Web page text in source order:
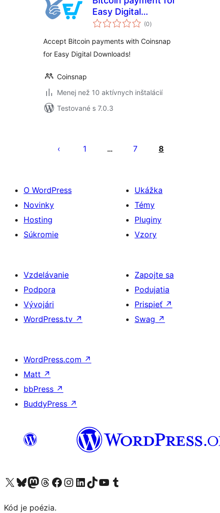
Easy Digital
Downloads
(0celkové
hodnotenie
)
Accept Bitcoin payments with Coinsnap
for Easy Digital Downloads!
Coinsnap
Menej než 10 aktívnych inštalácií
Testované s 7.0.3
príspevkov
1 … 7 8
O WordPress
Novinky
Hosting
Súkromie
Ukážka
Témy
Pluginy
Vzory
Vzdelávanie
Podpora
Vývojári
WordPress.tv ↗
Zapojte sa
Podujatia
Prispieť ↗
Swag ↗
WordPress.com ↗
Matt ↗
bbPress ↗
BuddyPress ↗
Navštívte náš účet na X (predtým Twitter)
Navštívte náš účet na platforme Bluesky
Navštívte náš účet na Mastodone
Navštívte náš účet na platforme Threads
Navštívte našu stránku na Facebooku
Navštívte náš účet Instagram
Navštívte náš účet LinkedIn
Navštívte náš účet na platforme TikTok
Navštívte náš kanál YouTube
Navštívte náš účet na platforme Tumblr
Kód je poézia.